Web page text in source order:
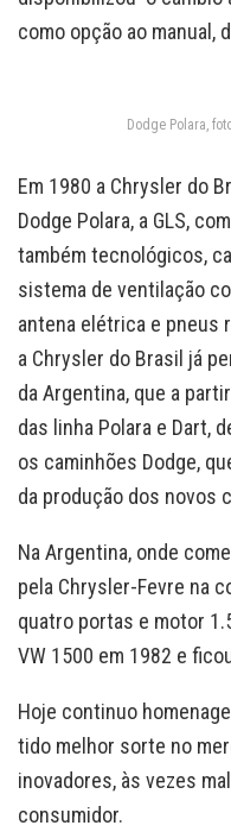
como opção ao manual,
Dodge Polara,
Em 1980 a Chrysler do
Dodge Polara, a GLS,
também tecnológicos,
sistema de ventilação
antena elétrica e pneus
a Chrysler do Brasil já
da Argentina, que a
das linha Polara e Dart,
os caminhões Dodge,
da produção dos novos
Na Argentina, onde
pela Chrysler-Fevre na
quatro portas e motor
VW 1500 em 1982 e
Hoje continuo
tido melhor sorte no
inovadores, às vezes
consumidor.